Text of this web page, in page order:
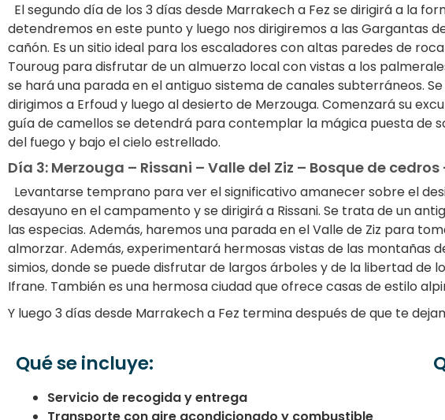
El segundo día de los 3 días desde Marrakech a Fez se dirigirá a la
detendremos en este punto y luego nos dirigiremos a las Gargantas
cañón. Es un sitio ideal para los escaladores con altas paredes de
Touroug para disfrutar de un almuerzo local con vistas a los
se hará una parada en el antiguo sistema de canales subterráneos.
dirigimos a Erfoud y luego al desierto de Merzouga. Comenzará su
guía de camellos se detendrá para contemplar la mágica puesta de
del fuego y bajo el cielo estrellado.
Día 3: Merzouga – Rissani – Valle del Ziz – Bosque de cedros
Levantarse temprano para ver el significativo amanecer sobre el
desayuno en el campamento y se dirigirá a Rissani. Se trata de un
las especias. Además, haremos una parada en el Valle de Ziz para
almorzar. Además, experimentará hermosas vistas de las montañas
simios, donde se puede disfrutar de largos árboles y de la libertad de
Ifrane. También es una hermosa ciudad que ofrece casas de estilo
Y luego 3 días desde Marrakech a Fez termina después de que te
Qué se incluye:
Servicio de recogida y entrega